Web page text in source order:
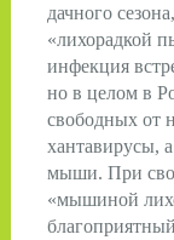
дачного
«лихорадкой
инфекция
но в целом в
свободных от
хантавирусы,
мыши. При
«мышиной